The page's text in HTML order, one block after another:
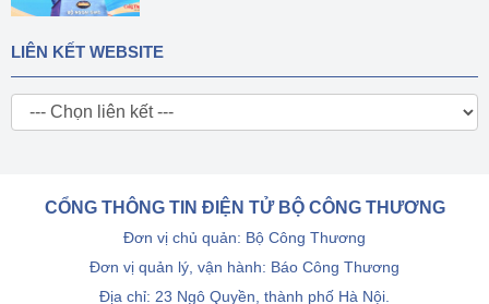
LIÊN KẾT WEBSITE
CỔNG THÔNG TIN ĐIỆN TỬ BỘ CÔNG THƯƠNG
Đơn vị chủ quản: Bộ Công Thương
Đơn vị quản lý, vận hành: Báo Công Thương
Địa chỉ: 23 Ngô Quyền, thành phố Hà Nội.